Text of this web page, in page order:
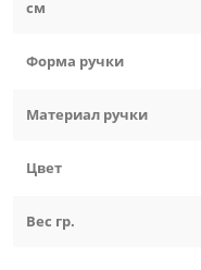
см
Форма ручки
Материал ручки
Цвет
Вес гр.